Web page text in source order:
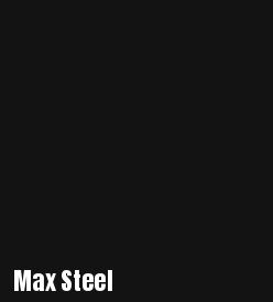
Max Steel